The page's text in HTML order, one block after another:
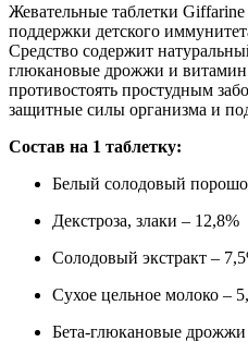
Жевательные таблетки
поддержки детского
Средство содержит
глюкановые дрожжи и витамин
противостоять простудным
защитные силы организма и
Состав на 1 таблетку:
Белый солодовый
Декстроза, злаки – 12,8%
Солодовый экстракт –
Сухое цельное молоко –
Бета-глюкановые дрожжи